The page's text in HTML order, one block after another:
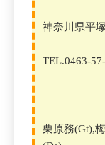
神奈川県平
TEL.0463-
栗原務(Gt),